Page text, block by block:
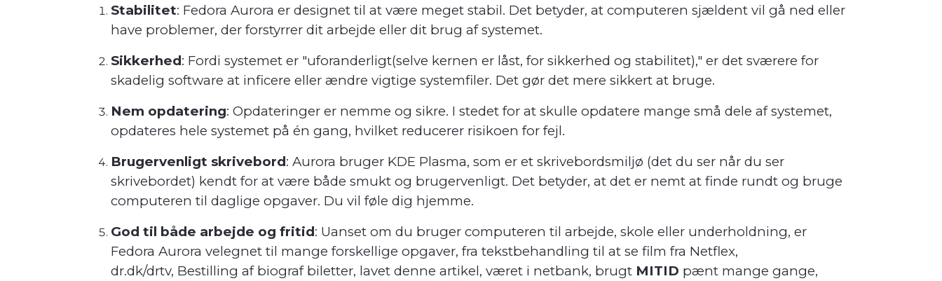
Stabilitet: Fedora Aurora er designet til at være meget stabil. Det betyder, at computeren sjældent vil gå ned eller
have problemer, der forstyrrer dit arbejde eller dit brug af systemet.
Sikkerhed: Fordi systemet er "uforanderligt(selve kernen er låst, for sikkerhed og stabilitet)," er det sværere for
skadelig software at inficere eller ændre vigtige systemfiler. Det gør det mere sikkert at bruge.
Nem opdatering: Opdateringer er nemme og sikre. I stedet for at skulle opdatere mange små dele af systemet,
opdateres hele systemet på én gang, hvilket reducerer risikoen for fejl.
Brugervenligt skrivebord: Aurora bruger KDE Plasma, som er et skrivebordsmiljø (det du ser når du ser
skrivebordet) kendt for at være både smukt og brugervenligt. Det betyder, at det er nemt at finde rundt og bruge
computeren til daglige opgaver. Du vil føle dig hjemme.
God til både arbejde og fritid: Uanset om du bruger computeren til arbejde, skole eller underholdning, er
Fedora Aurora velegnet til mange forskellige opgaver, fra tekstbehandling til at se film fra Netflex,
dr.dk/drtv, Bestilling af biograf biletter, lavet denne artikel, været i netbank, brugt MITID pænt mange gange,